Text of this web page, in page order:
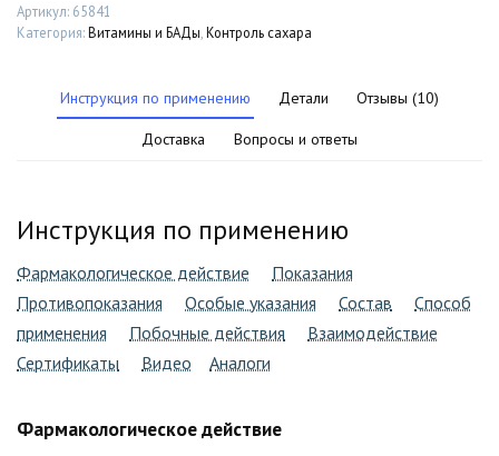
Артикул: 65841
Категория:Витамины и БАДы Контроль сахара
Инструкция по применению Детали Отзывы (10)
Доставка Вопросы и ответы
Инструкция по применению
Фармакологическое действие
Показания
Противопоказания
Особые указания Состав
Способ
применения
Побочные действия
Взаимодействие
Сертификаты
Видео Аналоги
Фармакологическое действие